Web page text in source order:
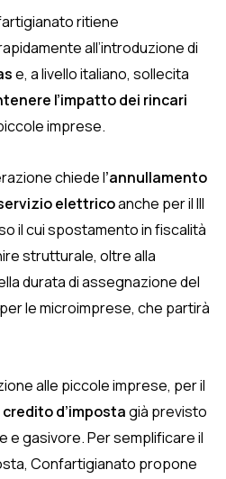
ritiene
all’introduzione di
e, a livello italiano, sollecita
l’impatto dei rincari
imprese.
chiede l’annullamento
elettricoanche per il III
il cui spostamento in fiscalità
strutturale, oltre alla
durata di assegnazione del
le microimprese, che partirà
alle piccole imprese, per il
credito d’impostagià previsto
e gasivore. Per semplificare il
Confartigianato propone